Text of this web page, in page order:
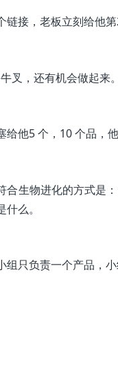
接，老板立刻给他第
叉，还有机会做起来。
他5 个，10 个品，
合生物进化的方式是
么。
只负责一个产品，